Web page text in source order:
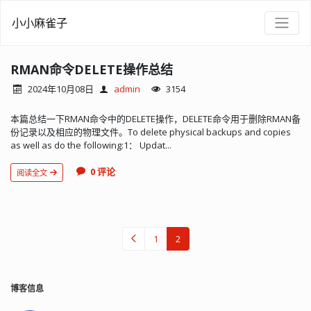
小小麻雀子
RMAN命令DELETE操作总结
2024年10月08日 admin 3154
本篇总结一下RMAN命令中的DELETE操作，DELETE命令用于删除RMAN备
份记录以及相应的物理文件。To delete physical backups and copies
as well as do the following:1： Updat...
阅读全文 0 评论
1 2
博客信息